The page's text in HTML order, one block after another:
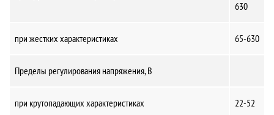
630
при жестких характеристиках 65-630
Пределы регулирования напряжения, В
при крутопадающих характеристиках 22-52